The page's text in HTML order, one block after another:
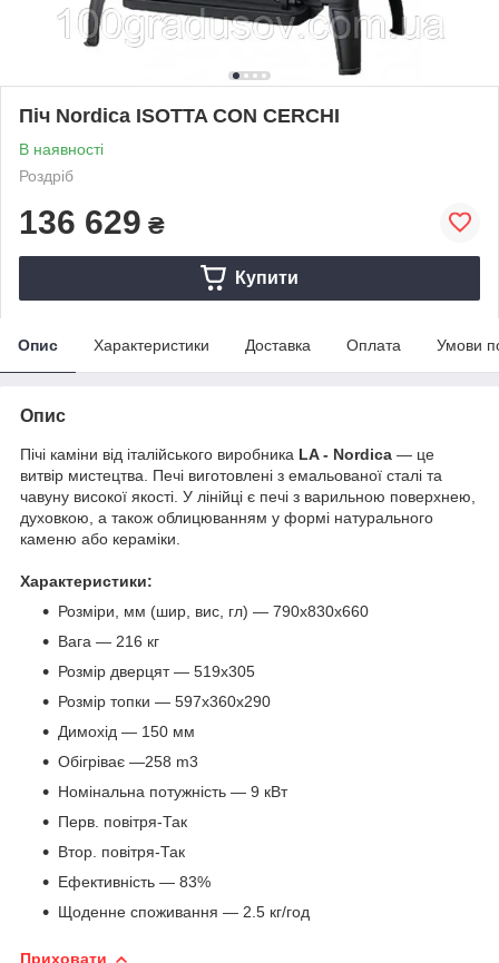
Піч Nordica ISOTTA CON CERCHI
В наявності
Роздріб
136 629 ₴
Купити
Опис Характеристики Доставка Оплата Умови
Опис
Пічі каміни від італійського виробника LA - Nordica — це
витвір мистецтва. Печі виготовлені з емальованої сталі та
чавуну високої якості. У лінійці є печі з варильною поверхнею,
духовкою, а також облицюванням у формі натурального
каменю або кераміки.
Характеристики:
Розміри, мм (шир, вис, гл) — 790x830x660
Вага — 216 кг
Розмір дверцят — 519x305
Розмір топки — 597x360x290
Димохід — 150 мм
Обігріває —258 m3
Номінальна потужність — 9 кВт
Перв. повітря-Так
Втор. повітря-Так
Ефективність — 83%
Щоденне споживання — 2.5 кг/год
Приховати